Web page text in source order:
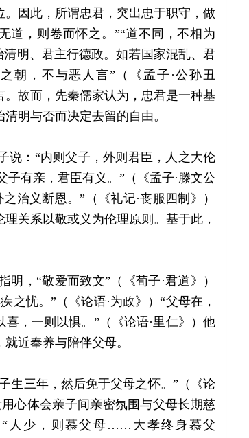
因此，所谓忠君，突出忠于职守，做
道，则卷而怀之。”“道不同，不相为
明、君主行德政。如若国家混乱、君
朝，不与恶人言”（《孟子·公孙丑
故而，先秦儒家认为，忠君是一种基
明与否而决定去留的自由。
说：“内则父子，外则君臣，人之大伦
子有亲，君臣有义。”（《孟子·滕文公
治义断恩。”（《礼记·丧服四制》）
关系以敬或义为伦理原则。基于此，
，“敬爱而致文”（《荀子·君道》）
之忧。”（《论语·为政》）“父母在，
，一则以惧。”（《论语·里仁》）他
近奉养与陪伴父母。
生三年，然后免于父母之怀。”（《论
心体会亲子间亲密氛围与父母长期慈
人少，则慕父母……大孝终身慕父